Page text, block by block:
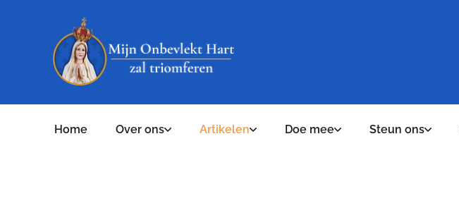
Home Over ons Artikelen Doe mee Steun ons